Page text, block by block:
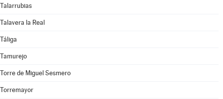
Talarrubias
Talavera la Real
Táliga
Tamurejo
Torre de Miguel Sesmero
Torremayor